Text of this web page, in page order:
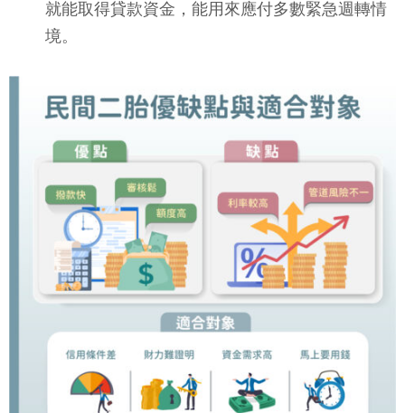
就能取得貸款資金，能用來應付多數緊急週轉情
境。